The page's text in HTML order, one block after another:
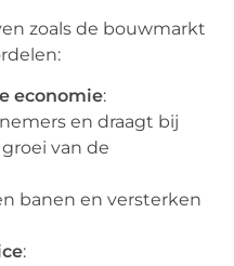
zoals de bouwmarkt
economie:
en draagt bij
van de
banen en versterken
: